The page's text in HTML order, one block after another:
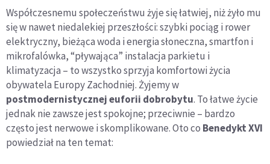
Współczesnemu społeczeństwu żyje się łatwiej, niż żyło mu
się w nawet niedalekiej przeszłości: szybki pociąg i rower
elektryczny, bieżąca woda i energia słoneczna, smartfon i
mikrofalówka, “pływająca” instalacja parkietu i
klimatyzacja – to wszystko sprzyja komfortowi życia
obywatela Europy Zachodniej. Żyjemy w
postmodernistycznej euforii dobrobytu. To łatwe życie
jednak nie zawsze jest spokojne; przeciwnie – bardzo
często jest nerwowe i skomplikowane. Oto co Benedykt XVI
powiedział na ten temat: